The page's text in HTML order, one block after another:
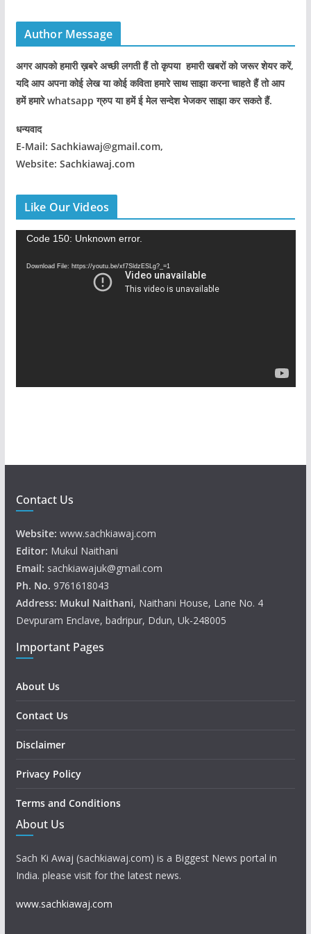
Author Message
अगर आपको हमारी ख़बरे अच्छी लगती हैं तो कृपया हमारी खबरों को जरूर शेयर करें,
यदि आप अपना कोई लेख या कोई कविता हमारे साथ साझा करना चाहते हैं तो आप
हमें हमारे whatsapp ग्रुप या हमें ई मेल सन्देश भेजकर साझा कर सकते हैं.
धन्यवाद
E-Mail: Sachkiawaj@gmail.com,
Website: Sachkiawaj.com
Like Our Videos
Code 150: Unknown error.
Download File: https://youtu.be/xf7SldzESLg?_=1
Contact Us
Website: www.sachkiawaj.com
Editor: Mukul Naithani
Email: sachkiawajuk@gmail.com
Ph. No. 9761618043
Address: Mukul Naithani, Naithani House, Lane No. 4
Devpuram Enclave, badripur, Ddun, Uk-248005
Important Pages
About Us
Contact Us
Disclaimer
Privacy Policy
Terms and Conditions
About Us
Sach Ki Awaj (sachkiawaj.com) is a Biggest News portal in
India. please visit for the latest news.
www.sachkiawaj.com